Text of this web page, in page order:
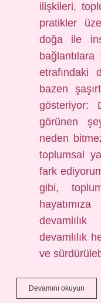
ilişkileri,
pratikler
doğa ile
bağlantılara
etrafındaki
bazen
gösteriyor:
görünen
neden
toplumsal
fark
gibi,
devamlılık
ve
Devamını okuyun
suyu